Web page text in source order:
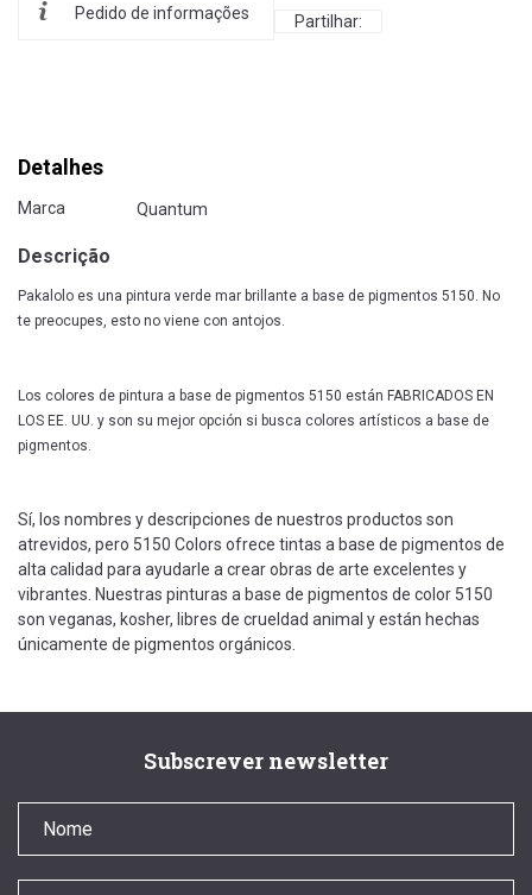
Pedido de informações Partilhar:
Detalhes
Marca Quantum
Descrição
Pakalolo es una pintura verde mar brillante a base de pigmentos 5150. No
te preocupes, esto no viene con antojos.
Los colores de pintura a base de pigmentos 5150 están FABRICADOS EN
LOS EE. UU. y son su mejor opción si busca colores artísticos a base de
pigmentos.
Sí, los nombres y descripciones de nuestros productos son
atrevidos, pero 5150 Colors ofrece tintas a base de pigmentos de
alta calidad para ayudarle a crear obras de arte excelentes y
vibrantes. Nuestras pinturas a base de pigmentos de color 5150
son veganas, kosher, libres de crueldad animal y están hechas
únicamente de pigmentos orgánicos.
Subscrever newsletter